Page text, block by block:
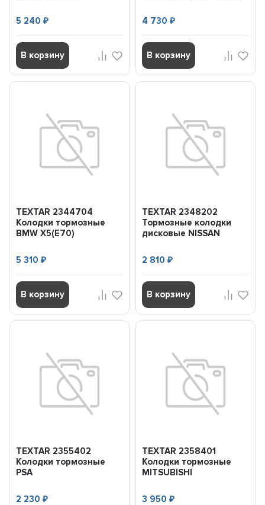
пер.
5 240₽
В корзину
4 730 ₽
В корзину
TEXTAR 2344704
Колодки тормозные
BMW X5(E70)
задн.
5 310₽
В корзину
TEXTAR 2348202
Тормозные колодки
дисковые NISSAN
2 810 ₽
В корзину
TEXTAR 2355402
Колодки тормозные
PSA
02- задн.
2 230₽
TEXTAR 2358401
Колодки тормозные
MITSUBISHI
03- перед.
3 950 ₽